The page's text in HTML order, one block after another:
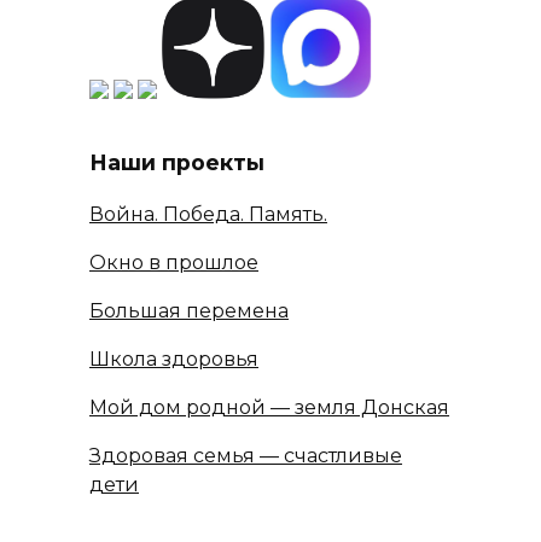
Наши проекты
Война. Победа. Память.
Окно в прошлое
Большая перемена
Школа здоровья
Мой дом родной — земля Донская
Здоровая семья — счастливые
дети